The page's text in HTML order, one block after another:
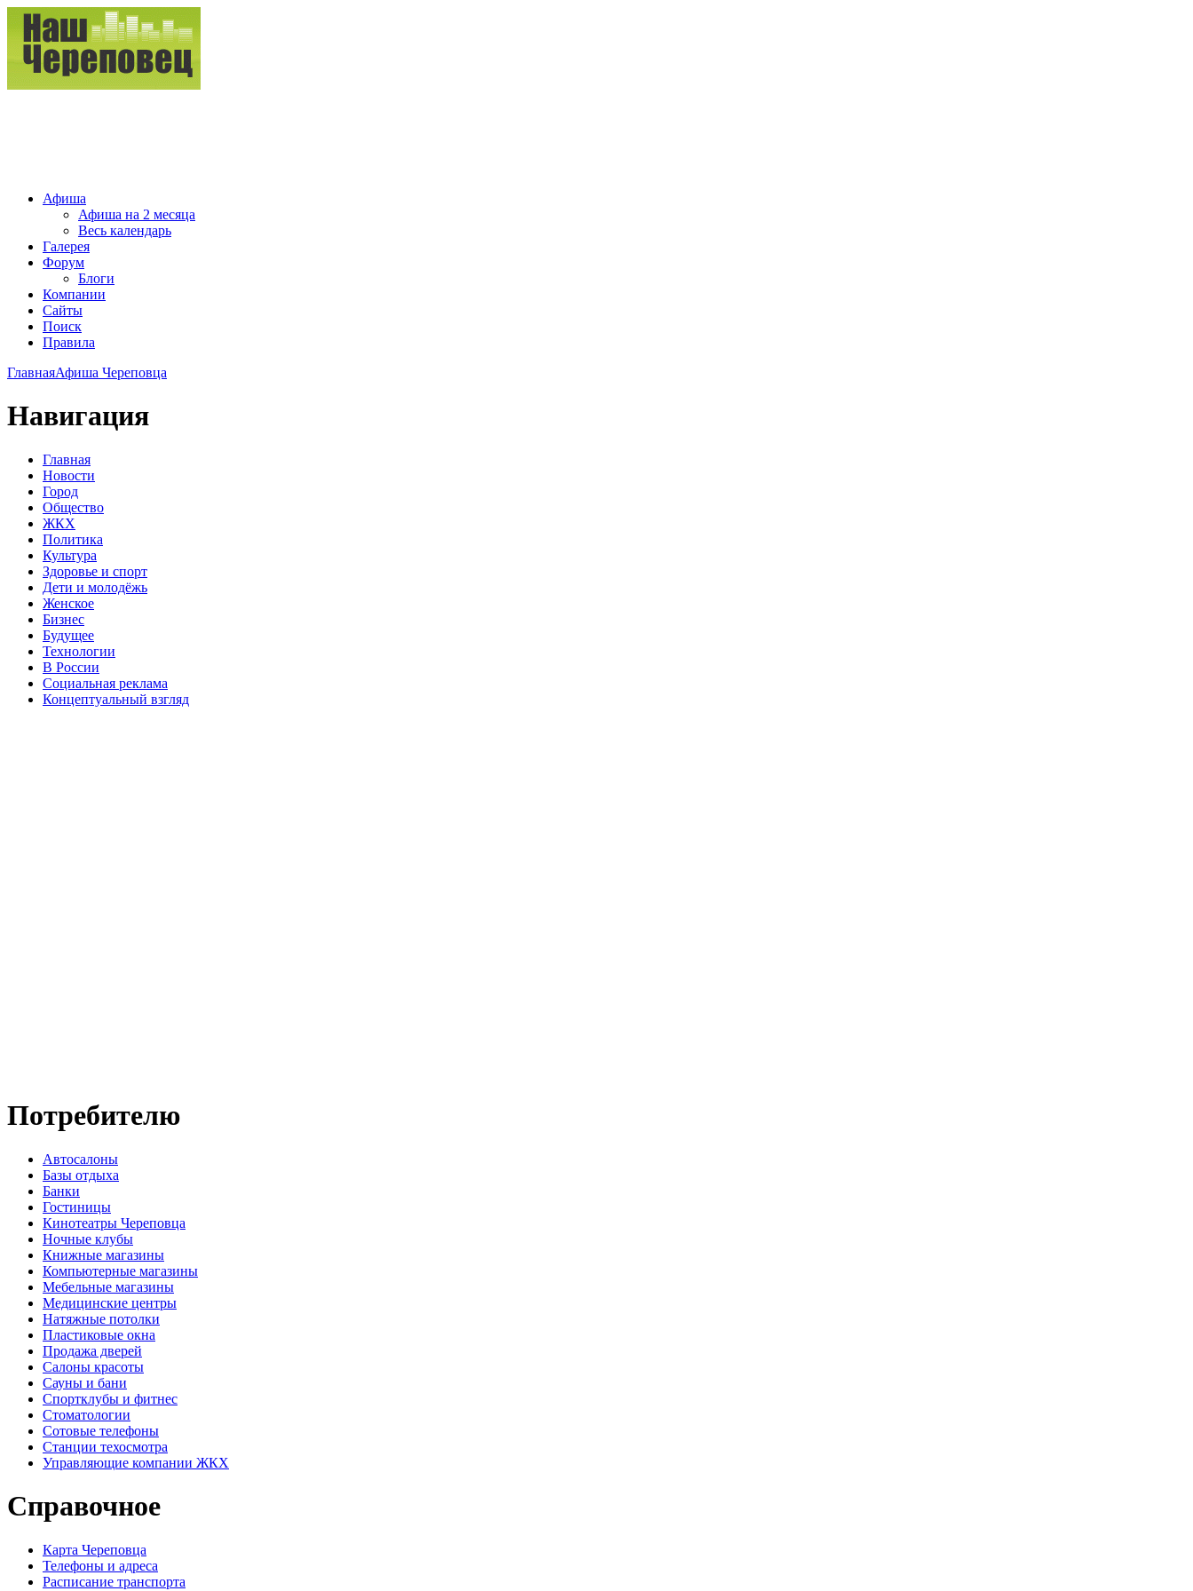
Афиша
Афиша на 2 месяца
Весь календарь
Галерея
Форум
Блоги
Компании
Сайты
Поиск
Правила
ГлавнаяАфиша Череповца
Навигация
Главная
Новости
Город
Общество
ЖКХ
Политика
Культура
Здоровье и спорт
Дети и молодёжь
Женское
Бизнес
Будущее
Технологии
В России
Социальная реклама
Концептуальный взгляд
Потребителю
Автосалоны
Базы отдыха
Банки
Гостиницы
Кинотеатры Череповца
Ночные клубы
Книжные магазины
Компьютерные магазины
Мебельные магазины
Медицинские центры
Натяжные потолки
Пластиковые окна
Продажа дверей
Салоны красоты
Сауны и бани
Спортклубы и фитнес
Стоматологии
Сотовые телефоны
Станции техосмотра
Управляющие компании ЖКХ
Справочное
Карта Череповца
Телефоны и адреса
Расписание транспорта